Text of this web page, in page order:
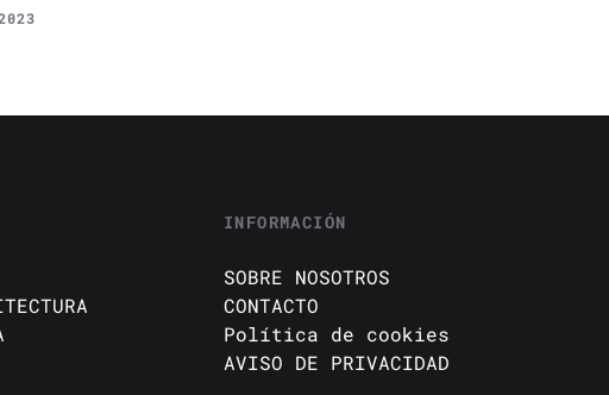
INFORMACIÓN
SOBRE NOSOTROS
CONTACTO
Política de cookies
AVISO DE PRIVACIDAD